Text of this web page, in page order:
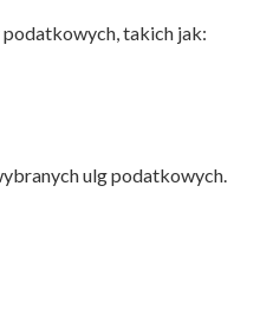
takich jak:
ulg podatkowych.